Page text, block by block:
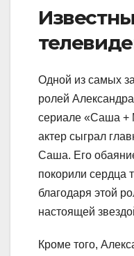
Одной из самых
ролей
сериале «Саша +
актер сыграл
Саша. Его
покорили сердца
благодаря этой
настоящей
Кроме того,